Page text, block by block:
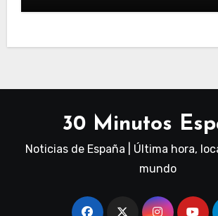
30 Minutos
Noticias de España | Última hora,
mundo